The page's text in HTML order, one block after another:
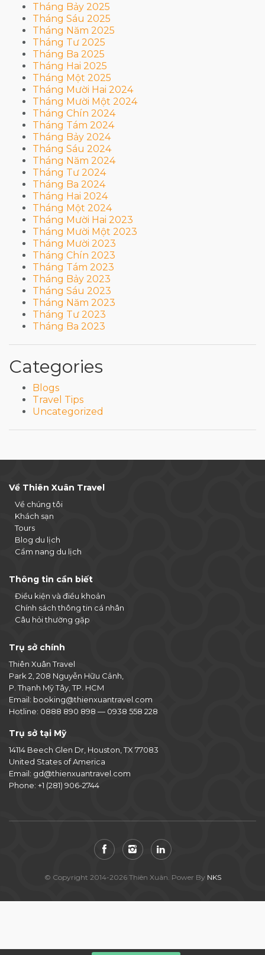
Tháng Bảy 2025
Tháng Sáu 2025
Tháng Năm 2025
Tháng Tư 2025
Tháng Ba 2025
Tháng Hai 2025
Tháng Một 2025
Tháng Mười Hai 2024
Tháng Mười Một 2024
Tháng Chín 2024
Tháng Tám 2024
Tháng Bảy 2024
Tháng Sáu 2024
Tháng Năm 2024
Tháng Tư 2024
Tháng Ba 2024
Tháng Hai 2024
Tháng Một 2024
Tháng Mười Hai 2023
Tháng Mười Một 2023
Tháng Mười 2023
Tháng Chín 2023
Tháng Tám 2023
Tháng Bảy 2023
Tháng Sáu 2023
Tháng Năm 2023
Tháng Tư 2023
Tháng Ba 2023
Categories
Blogs
Travel Tips
Uncategorized
Về Thiên Xuân Travel
Về chúng tôi
Khách sạn
Tours
Blog du lịch
Cẩm nang du lịch
Thông tin cần biết
Điều kiện và điều khoản
Chính sách thông tin cá nhân
Câu hỏi thường gặp
Trụ sở chính
Thiên Xuân Travel
Park 2, 208 Nguyễn Hữu Cảnh,
P. Thạnh Mỹ Tây, TP. HCM
Email: booking@thienxuantravel.com
Hotline: 0888 890 898 — 0938 558 228
Trụ sở tại Mỹ
14114 Beech Glen Dr, Houston, TX 77083
United States of America
Email: gd@thienxuantravel.com
Phone: +1 (281) 906-2744
© Copyright 2014-2026 Thiên Xuân. Power By NKS